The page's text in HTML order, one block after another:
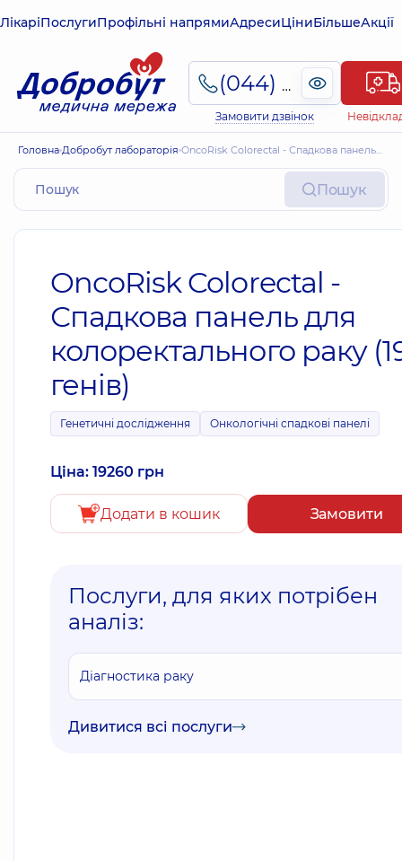
ЛікаріПослугиПрофільні напрямиАдресиЦіниБільшеАкції
(044) 495-2-888
Замовити дзвінок
Головна Добробут лабораторія OncoRisk Colorectal - Спадкова панель для колоректального раку (19 генів)
Пошук
OncoRisk Colorectal -
Спадкова панель для
колоректального раку
генів)
Генетичні дослідження Онкологічні спадкові панелі
Ціна: 19260 грн
Додати в кошик Замовити
Послуги, для яких потрібен
аналіз:
Діагностика раку
Дивитися всі послуги